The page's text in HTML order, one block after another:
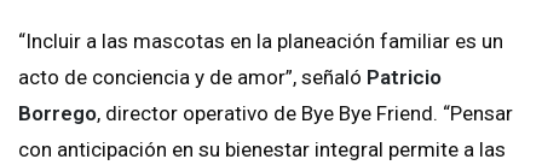
“Incluir a las mascotas en la planeación familiar es un
acto de conciencia y de amor”, señaló Patricio
Borrego, director operativo de Bye Bye Friend. “Pensar
con anticipación en su bienestar integral permite a las